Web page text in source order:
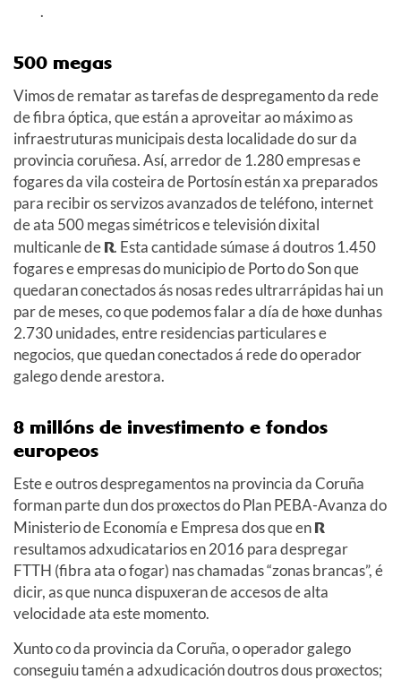
.
500 megas
Vimos de rematar as tarefas de despregamento da rede
de fibra óptica, que están a aproveitar ao máximo as
infraestruturas municipais desta localidade do sur da
provincia coruñesa. Así, arredor de 1.280 empresas e
fogares da vila costeira de Portosín están xa preparados
para recibir os servizos avanzados de teléfono, internet
de ata 500 megas simétricos e televisión dixital
multicanle deR. Esta cantidade súmase á doutros 1.450
fogares e empresas do municipio de Porto do Son que
quedaran conectados ás nosas redes ultrarrápidas hai un
par de meses, co que podemos falar a día de hoxe dunhas
2.730 unidades, entre residencias particulares e
negocios, que quedan conectados á rede do operador
galego dende arestora.
8 millóns de investimento e fondos
europeos
Este e outros despregamentos na provincia da Coruña
forman parte dun dos proxectos do Plan PEBA-Avanza do
Ministerio de Economía e Empresa dos que enR
resultamos adxudicatarios en 2016 para despregar
FTTH (fibra ata o fogar) nas chamadas “zonas brancas”, é
dicir, as que nunca dispuxeran de accesos de alta
velocidade ata este momento.
Xunto co da provincia da Coruña, o operador galego
conseguiu tamén a adxudicación doutros dous proxectos;